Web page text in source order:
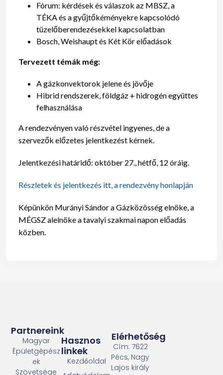
Fórum: kérdések és válaszok az MBSZ, a
TÉKA és a gyűjtőkéményekre kapcsolódó
tüzelőberendezésekkel kapcsolatban
Bosch, Weishaupt és Két Kör előadások
Tervezett témák még:
A gázkonvektorok jelene és jövője
Hibrid rendszerek, földgáz + hidrogén együttes
felhasználása
A rendezvényen való részvétel ingyenes, de a
szervezők előzetes jelentkezést kérnek.
Jelentkezési határidő: október 27., hétfő, 12 óráig.
Részletek és jelentkezés itt, a rendezvény honlapján
Képünkön Murányi Sándor a Gázközösség elnöke, a
MÉGSZ alelnöke a tavalyi szakmai napon előadás
közben.
Elérhetőség
Cím: 7622
Pécs, Nagy
Lajos király
Hasznos
linkek
Kezdőoldal
Partnereink
Magyar
Épületgépész
ek
Szövetsége